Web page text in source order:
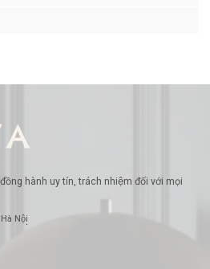
hành uy tín, trách nhiệm đối với mọi
Nội